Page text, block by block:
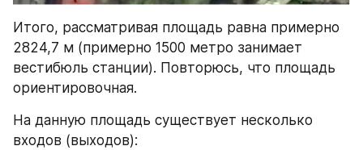
Итого, рассматривая площадь равна примерно
2824,7 м (примерно 1500 метро занимает
вестибюль станции). Повторюсь, что площадь
ориентировочная.
На данную площадь существует несколько
входов (выходов):